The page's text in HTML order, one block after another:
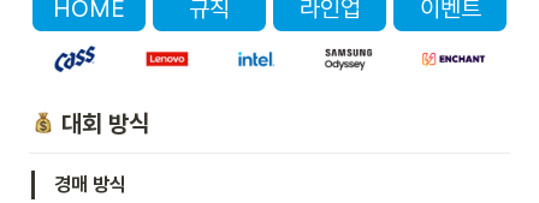
HOME 규칙 라인업 이벤트
대회 방식
경매 방식